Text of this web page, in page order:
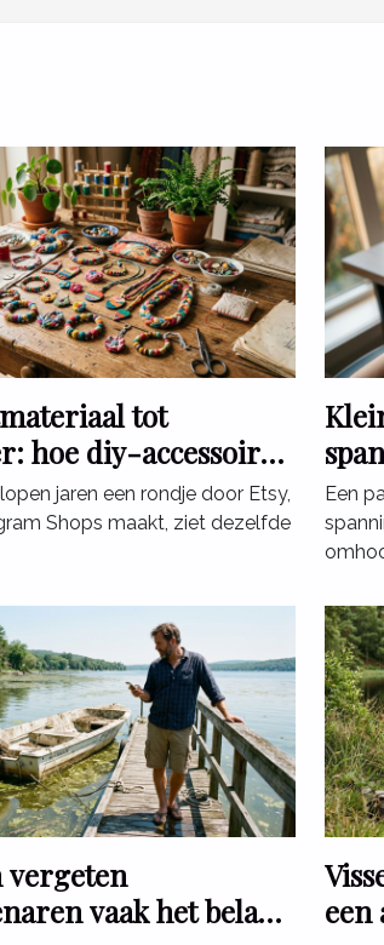
tot
hoe diy-accessoires
veranderen
jaren een rondje door Etsy,
Shops maakt, ziet dezelfde
Een
vergeten
vaak het belang
een